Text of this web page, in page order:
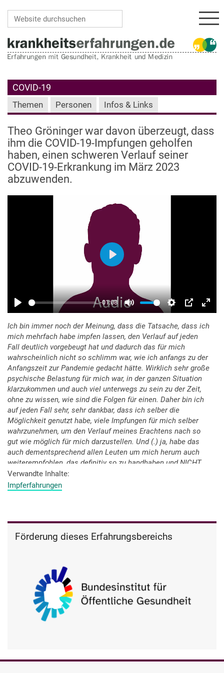
COVID-19
Themen Personen Infos & Links
Theo Gröninger war davon überzeugt, dass
ihm die COVID-19-Impfungen geholfen
haben, einen schweren Verlauf seiner
COVID-19-Erkrankung im März 2023
abzuwenden.
Ich bin immer noch der Meinung, dass die Tatsache, dass ich
mich mehrfach habe impfen lassen, den Verlauf auf jeden
Fall deutlich vorgebeugt hat und dadurch das für mich
wahrscheinlich nicht so schlimm war, wie ich anfangs zu der
Anfangszeit zur Pandemie gedacht hätte. Wirklich sehr große
psychische Belastung für mich war, in der ganzen Situation
klarzukommen und auch viel unterwegs zu sein zu der Zeit,
ohne zu wissen, wie sind die Folgen für einen. Daher bin ich
auf jeden Fall sehr, sehr dankbar, dass ich selber die
Möglichkeit genutzt habe, viele Impfungen für mich selber
wahrzunehmen, um den Verlauf meines Erachtens nach so
gut wie möglich für mich darzustellen. Und (.) ja, habe das
auch dementsprechend allen Leuten um mich herum auch
weiterempfohlen, das definitiv so zu handhaben und NICHT
auf gut Glück diese ganze Sache auf sich zurollen zu lassen.
Verwandte Inhalte
Impferfahrungen
Förderung dieses Erfahrungsbereichs